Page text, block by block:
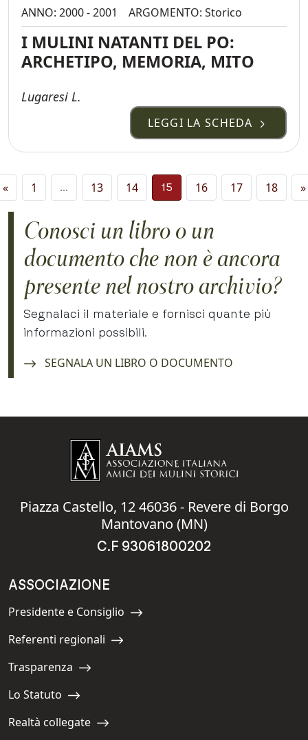
ANNO: 2000 - 2001 ARGOMENTO: Storico
I MULINI NATANTI DEL PO:
ARCHETIPO, MEMORIA, MITO
Lugaresi L.
LEGGI LA SCHEDA
Navigazione degli
« 1 … 13 14 15 16 17 18 »
Conosci un libro o un
documento che non è ancora
presente nel nostro archivio?
Segnalaci il materiale e fornisci quante più
informazioni possibili.
Navigate to:
SEGNALA UN LIBRO O DOCUMENTO
Piazza Castello, 12 46036 - Revere di Borgo
Mantovano (MN)
C.F 93061800202
ASSOCIAZIONE
Navigate to:
Presidente e Consiglio
Navigate to:
Referenti regionali
Navigate to:
Trasparenza
Navigate to:
Lo Statuto
Navigate to:
Realtà collegate